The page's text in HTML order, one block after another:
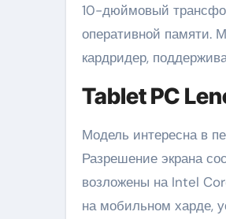
10-дюймовый
оперативной памяти.
кардридер,
Tablet PC
Модель интересна в
Разрешение экрана
возложены на Intel
на мобильном харде,